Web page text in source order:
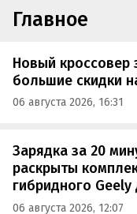
Главное
Новый кроссовер
большие скидки
06 августа 2026, 16:31
Зарядка за 20
раскрыты
гибридного Geely
06 августа 2026, 12:07